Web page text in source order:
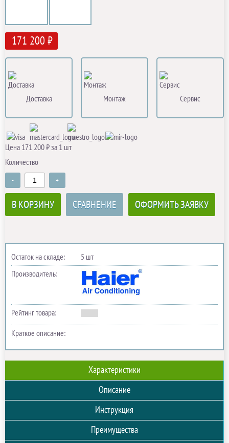
171 200 ₽
Доставка Монтаж Сервис
Цена 171 200 ₽ за 1 шт
Количество
- +
В КОРЗИНУ СРАВНЕНИЕ ОФОРМИТЬ ЗАЯВКУ
Остаток на складе:
5 шт
Производитель:
Рейтинг товара:
Краткое описание:
Характеристики
Описание
Инструкция
Преимущества